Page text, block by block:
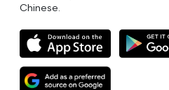
Chinese.